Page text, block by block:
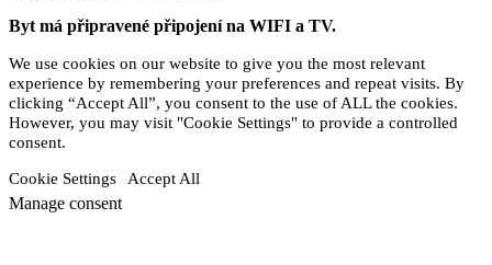
Byt má připravené připojení na WIFI a TV.
We use cookies on our website to give you the most relevant
experience by remembering your preferences and repeat visits. By
clicking “Accept All”, you consent to the use of ALL the cookies.
However, you may visit "Cookie Settings" to provide a controlled
consent.
Cookie Settings Accept All
Manage consent